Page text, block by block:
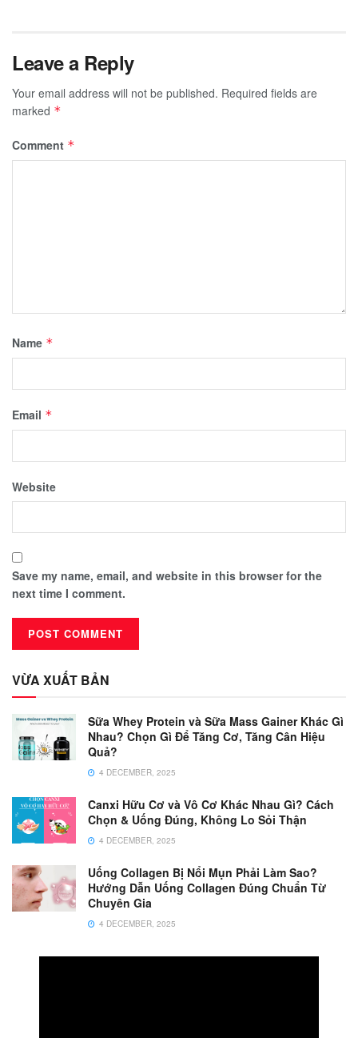
Leave a Reply
Your email address will not be published. Required fields are
marked *
Comment *
Name *
Email *
Website
Save my name, email, and website in this browser for the
next time I comment.
VỪA XUẤT BẢN
Sữa Whey Protein và Sữa Mass Gainer Khác Gì
Nhau? Chọn Gì Để Tăng Cơ, Tăng Cân Hiệu
Quả?
4 DECEMBER, 2025
Canxi Hữu Cơ và Vô Cơ Khác Nhau Gì? Cách
Chọn & Uống Đúng, Không Lo Sỏi Thận
4 DECEMBER, 2025
Uống Collagen Bị Nổi Mụn Phải Làm Sao?
Hướng Dẫn Uống Collagen Đúng Chuẩn Từ
Chuyên Gia
4 DECEMBER, 2025